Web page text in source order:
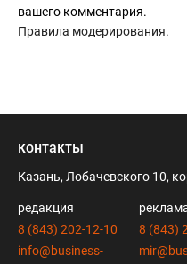
вашего комментария.
Правила модерирования.
контакты
Казань, Лобачевского 10,
редакция
8 (843) 202-12-10
info@business-
8 (843)